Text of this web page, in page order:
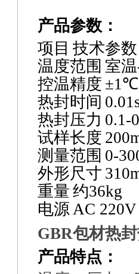
产品参数 ：
项目 技术参数
温度范围 室温
控温精度 ±1℃
热封时间
热封压力 0.1-
试样长度
测量范围 0-
外形尺寸
重量 约36kg
电源AC 220V
GBR包材热
产品特点 ：